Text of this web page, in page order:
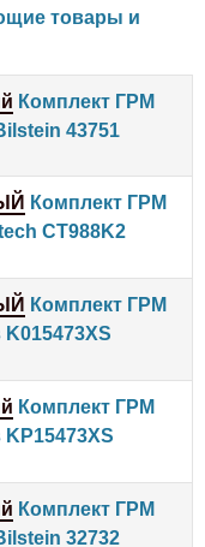
товары и
Комплект ГРМ
43751
Комплект ГРМ
CT988K2
Комплект ГРМ
K015473XS
Комплект ГРМ
KP15473XS
Комплект ГРМ
32732